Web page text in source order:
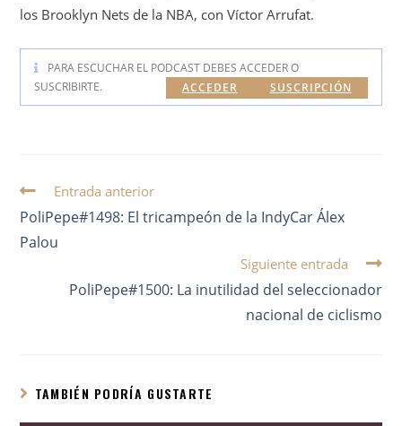
los Brooklyn Nets de la NBA, con Víctor Arrufat.
PARA ESCUCHAR EL PODCAST DEBES ACCEDER O
SUSCRIBIRTE.
SUSCRIPCIÓN
ACCEDER
Entrada anterior
PoliPepe#1498: El tricampeón de la IndyCar Álex
Palou
Siguiente entrada
PoliPepe#1500: La inutilidad del seleccionador
nacional de ciclismo
TAMBIÉN PODRÍA GUSTARTE